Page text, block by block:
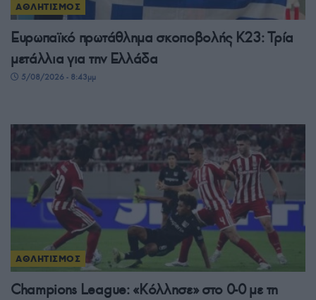
ΑΘΛΗΤΙΣΜΟΣ
Ευρωπαϊκό πρωτάθλημα σκοποβολής Κ23: Τρία
μετάλλια για την Ελλάδα
5/08/2026 - 8:43μμ
ΑΘΛΗΤΙΣΜΟΣ
Champions League: «Κόλλησε» στο 0-0 με τη